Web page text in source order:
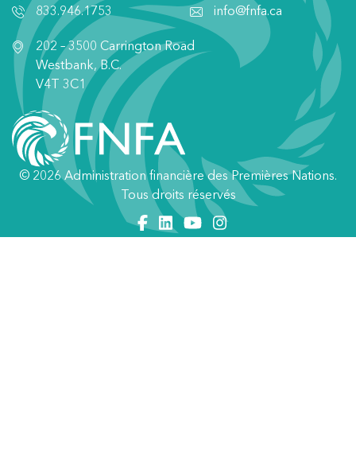
833.946.1753
info@fnfa.ca
202 – 3500 Carrington Road
Westbank, B.C.
V4T 3C1
© 2026 Administration financière des Premières Nations.
Tous droits réservés